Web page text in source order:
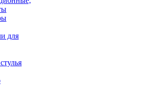
для